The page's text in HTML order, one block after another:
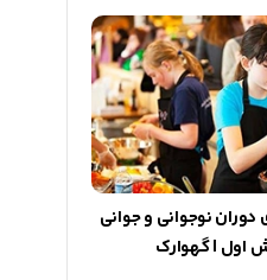
نوجوانی و جوانی
اول | گهوارک